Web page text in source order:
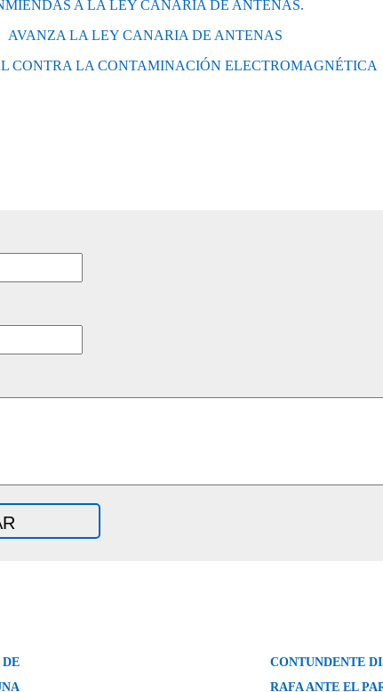
A LA LEY CANARIA DE ANTENAS.
AVANZA LA LEY CANARIA DE ANTENAS
CONTRA LA CONTAMINACIÓN ELECTROMAGNÉTICA
CONTUNDENTE
RAFA ANTE EL